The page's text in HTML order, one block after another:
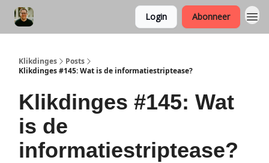
Login Abonneer
Klikdinges
Posts
Klikdinges #145: Wat is de informatiestriptease?
Klikdinges #145: Wat
is de
informatiestriptease?